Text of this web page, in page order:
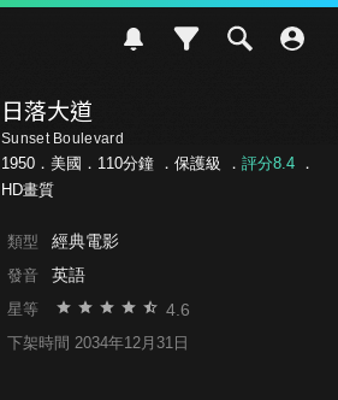
日落大道
Sunset Boulevard
1950．美國．110分鐘 ． 保護級 ． 評分8.4．
HD畫質
類型 經典電影
發音 英語
星等 4.6
下架時間 2034年12月31日